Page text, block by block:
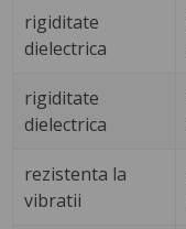
rigiditate
dielectrica
rigiditate
dielectrica
rezistenta la
vibratii